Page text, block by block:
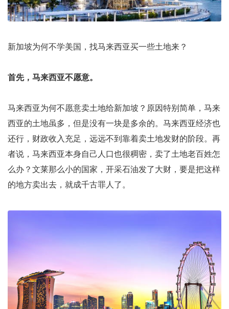
新加坡为何不学美国，找马来西亚买一些土地来？
首先，马来西亚不愿意。
马来西亚为何不愿意卖土地给新加坡？原因特别简单，马来
西亚的土地虽多，但是没有一块是多余的。马来西亚经济也
还行，财政收入充足，远远不到靠着卖土地发财的阶段。再
者说，马来西亚本身自己人口也很稠密，卖了土地老百姓怎
么办？文莱那么小的国家，开采石油发了大财，要是把这样
的地方卖出去，就成千古罪人了。